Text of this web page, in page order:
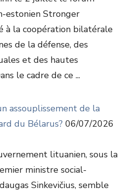
estonien Stronger
à la coopération bilatérale
de la défense, des
et des hautes
le cadre de ce ...
assouplissement de la
du Bélarus? 06/07/2026
lituanien, sous la
ministre social-
Sinkevičius, semble